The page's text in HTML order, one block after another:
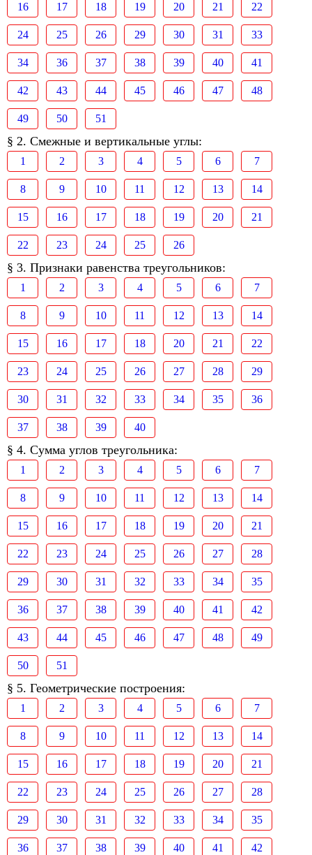
16 17 18 19 20 21 22
24 25 26 29 30 31 33
34 36 37 38 39 40 41
42 43 44 45 46 47 48
49 50 51
§ 2. Смежные и вертикальные углы:
1 2 3 4 5 6 7
8 9 10 11 12 13 14
15 16 17 18 19 20 21
22 23 24 25 26
§ 3. Признаки равенства треугольников:
1 2 3 4 5 6 7
8 9 10 11 12 13 14
15 16 17 18 20 21 22
23 24 25 26 27 28 29
30 31 32 33 34 35 36
37 38 39 40
§ 4. Сумма углов треугольника:
1 2 3 4 5 6 7
8 9 10 11 12 13 14
15 16 17 18 19 20 21
22 23 24 25 26 27 28
29 30 31 32 33 34 35
36 37 38 39 40 41 42
43 44 45 46 47 48 49
50 51
§ 5. Геометрические построения:
1 2 3 4 5 6 7
8 9 10 11 12 13 14
15 16 17 18 19 20 21
22 23 24 25 26 27 28
29 30 31 32 33 34 35
36 37 38 39 40 41 42